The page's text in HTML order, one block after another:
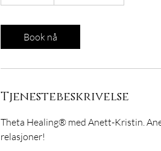
Book nå
Tjenestebeskrivelse
Theta Healing® med Anett-Kristin.
relasjoner!